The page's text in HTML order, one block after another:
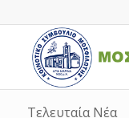
Τελευταία Νέα